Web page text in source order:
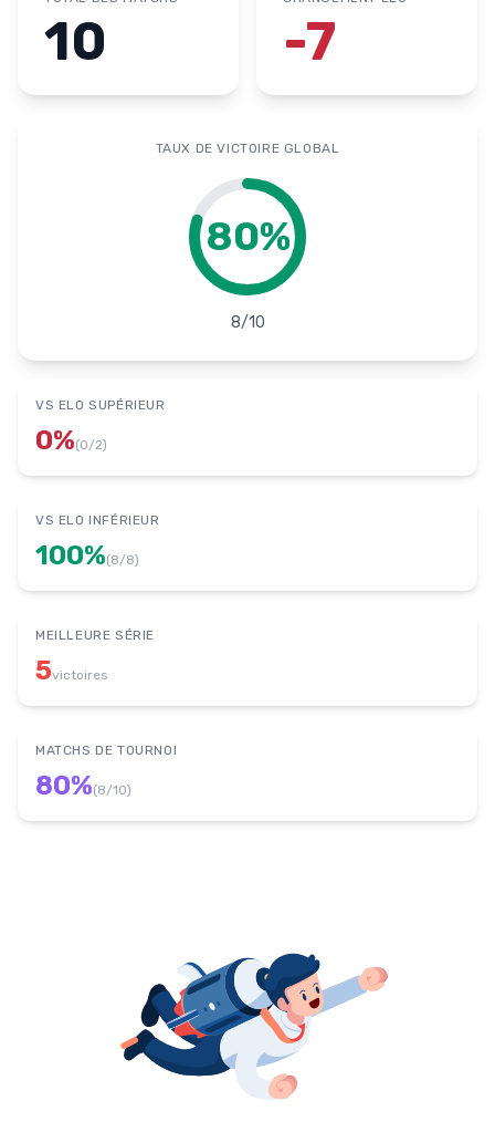
10 -7
TAUX DE VICTOIRE GLOBAL
80%
8/10
VS ELO SUPÉRIEUR
0%(0/2)
VS ELO INFÉRIEUR
100%(8/8)
MEILLEURE SÉRIE
5victoires
MATCHS DE TOURNOI
80%(8/10)